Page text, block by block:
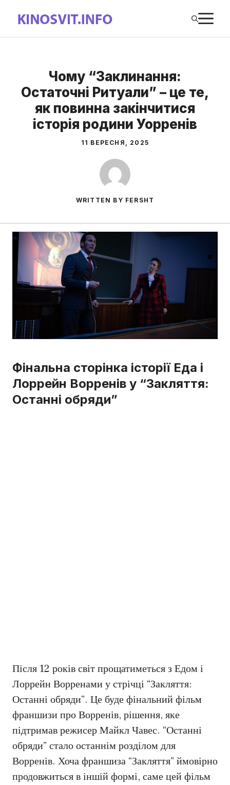
вмісту
Чому “Заклинання:
Остаточні Ритуали” – це те,
як повинна закінчитися
історія родини Уорренів
11 ВЕРЕСНЯ, 2025
WRITTEN BY FERSHT
Фінальна сторінка історії Еда і
Лоррейн Ворренів у “Закляття:
Останні обряди”
Після 12 років світ прощатиметься з Едом і
Лоррейн Ворренами у стрічці “Закляття:
Останні обряди”. Це буде фінальний фільм
франшизи про Ворренів, рішення, яке
підтримав режисер Майкл Чавес. “Останні
обряди” стало останнім розділом для
Ворренів. Хоча франшиза “Закляття” ймовірно
продовжиться в іншій формі, саме цей фільм